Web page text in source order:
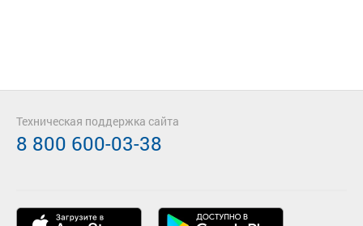
Техническая поддержка сайта
8 800 600-03-38